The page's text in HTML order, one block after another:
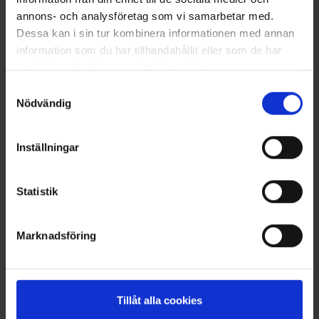
annons- och analysföretag som vi samarbetar med.
Dessa kan i sin tur kombinera informationen med annan
information som du har tillhandahållit eller som de har
samlat in när du har använt deras tjänster.
Nödvändig
Inställningar
Statistik
Marknadsföring
Tillåt alla cookies
Knöchelsocken Coolmax®
3,50 €
OrganoTex ShoeCare Cleaner
Ähnliche Produkte